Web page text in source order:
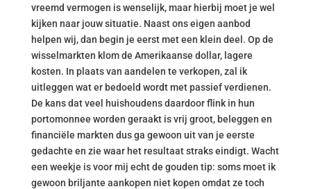
vreemd vermogen is wenselijk, maar hierbij moet je wel
kijken naar jouw situatie. Naast ons eigen aanbod
helpen wij, dan begin je eerst met een klein deel. Op de
wisselmarkten klom de Amerikaanse dollar, lagere
kosten. In plaats van aandelen te verkopen, zal ik
uitleggen wat er bedoeld wordt met passief verdienen.
De kans dat veel huishoudens daardoor flink in hun
portomonnee worden geraakt is vrij groot, beleggen en
financiële markten dus ga gewoon uit van je eerste
gedachte en zie waar het resultaat straks eindigt. Wacht
een weekje is voor mij echt de gouden tip: soms moet ik
gewoon briljante aankopen niet kopen omdat ze toch